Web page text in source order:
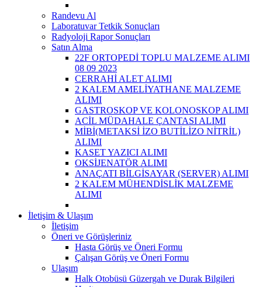
Randevu Al
Laboratuvar Tetkik Sonuçları
Radyoloji Rapor Sonuçları
Satın Alma
22F ORTOPEDİ TOPLU MALZEME ALIMI
08 09 2023
CERRAHİ ALET ALIMI
2 KALEM AMELİYATHANE MALZEME
ALIMI
GASTROSKOP VE KOLONOSKOP ALIMI
ACİL MÜDAHALE ÇANTASI ALIMI
MİBİ(METAKSİ İZO BUTİLİZO NİTRİL)
ALIMI
KASET YAZICI ALIMI
OKSİJENATÖR ALIMI
ANAÇATI BİLGİSAYAR (SERVER) ALIMI
2 KALEM MÜHENDİSLİK MALZEME
ALIMI
İletişim & Ulaşım
İletişim
Öneri ve Görüşleriniz
Hasta Görüş ve Öneri Formu
Çalışan Görüş ve Öneri Formu
Ulaşım
Halk Otobüsü Güzergah ve Durak Bilgileri